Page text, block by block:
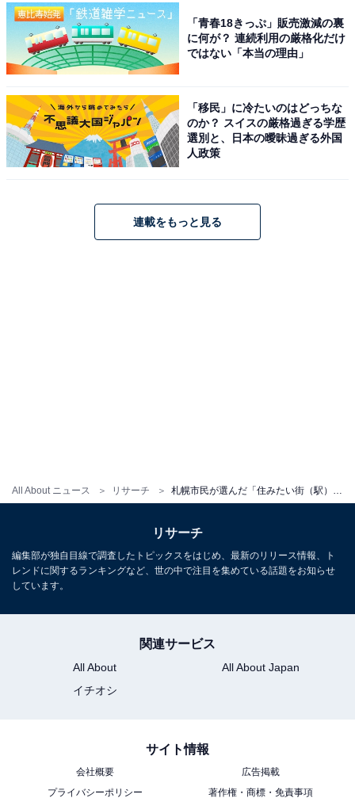
All About ニュース リサーチ 札幌市民が選んだ「住みたい街（駅）」ランキング！ 2位「大通」、1位はやっぱり……？【2025年調査】
「青春18きっぷ」販売激減の裏
に何が？ 連続利用の厳格化だけ
ではない「本当の理由」
「移民」に冷たいのはどっちな
のか？ スイスの厳格過ぎる学歴
選別と、日本の曖昧過ぎる外国
人政策
連載をもっと見る
リサーチ
編集部が独自目線で調査したトピックスをはじめ、最新のリリース情報、ト
レンドに関するランキングなど、世の中で注目を集めている話題をお知らせ
しています。
関連サービス
All About
All About Japan
イチオシ
サイト情報
会社概要
広告掲載
プライバシーポリシー
著作権・商標・免責事項